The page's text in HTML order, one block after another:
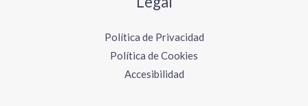
Política de Privacidad
Política de Cookies
Accesibilidad